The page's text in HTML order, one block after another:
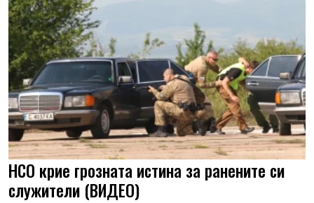
НСО крие грозната истина за ранените си
служители (ВИДЕО)